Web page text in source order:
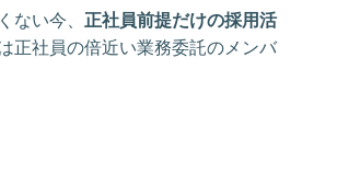
ない今、 正社員前提だけの採用活
正社員の倍近い業務委託のメンバ